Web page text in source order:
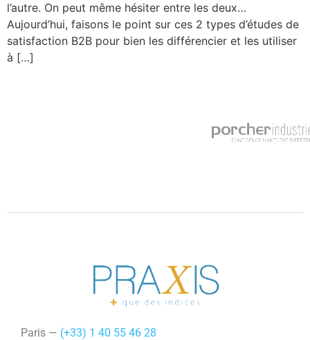
l’autre. On peut même hésiter entre les deux…
Aujourd’hui, faisons le point sur ces 2 types d’études de
satisfaction B2B pour bien les différencier et les utiliser
à […]
Paris — (+33) 1 40 55 46 28